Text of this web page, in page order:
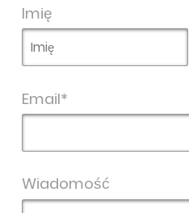
Imię
Email*
Wiadomość